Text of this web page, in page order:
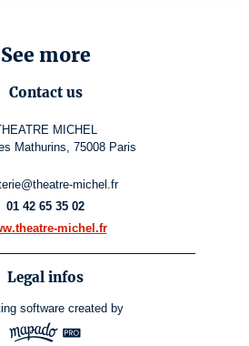
See more
Contact us
MICHEL
Mathurins, 75008 Paris
michel.fr
01 42 65 35 02
michel.fr
Legal infos
software created by